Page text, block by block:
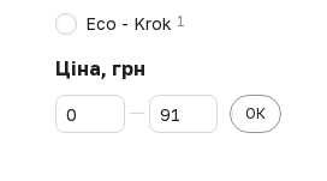
Eco - Krok 1
Ціна, грн
Від Ціна, грн
До Ціна, грн ОК